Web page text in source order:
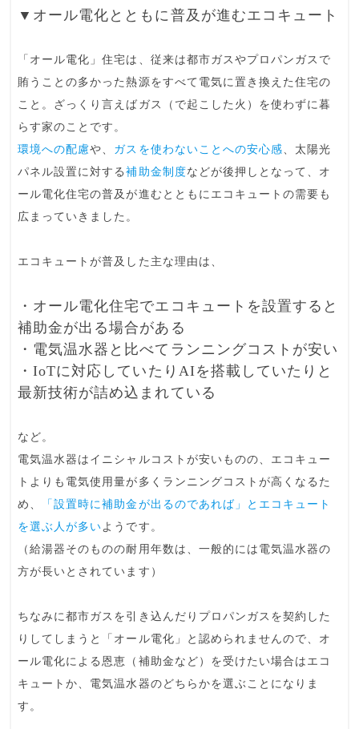
▼オール電化とともに普及が進むエコキュート
「オール電化」住宅は、従来は都市ガスやプロパンガスで
賄うことの多かった熱源をすべて電気に置き換えた住宅の
こと。ざっくり言えばガス（で起こした火）を使わずに暮
らす家のことです。
環境への配慮や、 ガスを使わないことへの安心感 、太陽光
パネル設置に対する補助金制度などが後押しとなって、オ
ール電化住宅の普及が進むとともにエコキュートの需要も
広まっていきました。
エコキュートが普及した主な理由は、
・オール電化住宅でエコキュートを設置すると
補助金が出る場合がある
・電気温水器と比べてランニングコストが安い
・IoTに対応していたりAIを搭載していたりと
最新技術が詰め込まれている
など。
電気温水器はイニシャルコストが安いものの、エコキュー
トよりも電気使用量が多くランニングコストが高くなるた
め、
「設置時に補助金が出るのであれば」とエコキュート
を選ぶ人が多い ようです。
（給湯器そのものの耐用年数は、一般的には電気温水器の
方が長いとされています）
ちなみに都市ガスを引き込んだりプロパンガスを契約した
りしてしまうと「オール電化」と認められませんので、オ
ール電化による恩恵（補助金など）を受けたい場合はエコ
キュートか、電気温水器のどちらかを選ぶことになりま
す。